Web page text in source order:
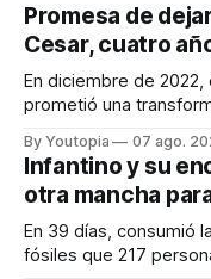
Promesa de
Cesar, cuatro
En diciembre de
prometió una
By Youtopia 07 ago.
Infantino y su
otra mancha
En 39 días, consumió
fósiles que 217